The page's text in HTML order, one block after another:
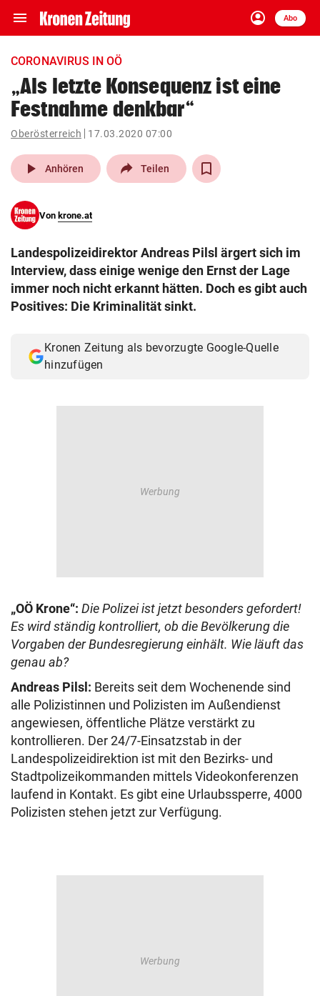
menu Navigation
ein-/ausklappen
account_circle
Anmelden
Abo
close Schließen
account_circle Anmelden
pin_drop
Wien arrow_right
search
eingeben
Muthgasse 2, 1190 Wien
CORONAVIRUS IN OÖ
„Als letzte Konsequenz ist eine
Festnahme denkbar“
Oberösterreich 17.03.2020 07:00
play_arrow Anhören Teilen
Von krone.at
Landespolizeidirektor Andreas Pilsl ärgert sich im
Interview, dass einige wenige den Ernst der Lage
immer noch nicht erkannt hätten. Doch es gibt auch
Positives: Die Kriminalität sinkt.
Kronen Zeitung als bevorzugte Google-Quelle
hinzufügen
„OÖ Krone“: Die Polizei ist jetzt besonders gefordert!
Es wird ständig kontrolliert, ob die Bevölkerung die
Vorgaben der Bundesregierung einhält. Wie läuft das
genau ab?
Andreas Pilsl: Bereits seit dem Wochenende sind
alle Polizistinnen und Polizisten im Außendienst
angewiesen, öffentliche Plätze verstärkt zu
kontrollieren. Der 24/7-Einsatzstab in der
Landespolizeidirektion ist mit den Bezirks- und
Stadtpolizeikommanden mittels Videokonferenzen
laufend in Kontakt. Es gibt eine Urlaubssperre, 4000
Polizisten stehen jetzt zur Verfügung.